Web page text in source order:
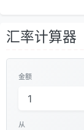
汇率计算器
金额
从